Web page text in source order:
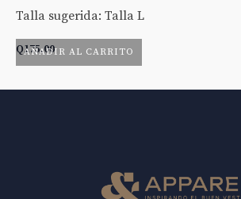
AÑADIR AL CARRITO
Talla sugerida: Talla L
Q175.00